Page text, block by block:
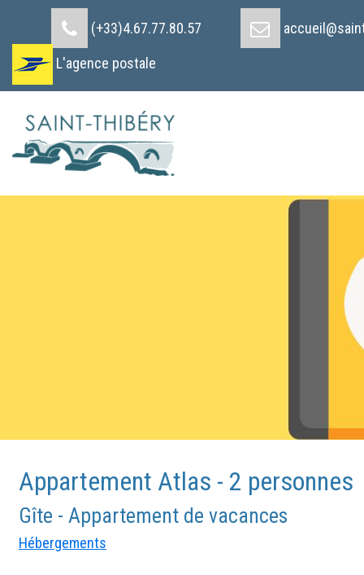
(+33)4.67.77.80.57
L'agence postale
Appartement Atlas - 2 personnes
Gîte - Appartement de vacances
Hébergements
Cookies management panel